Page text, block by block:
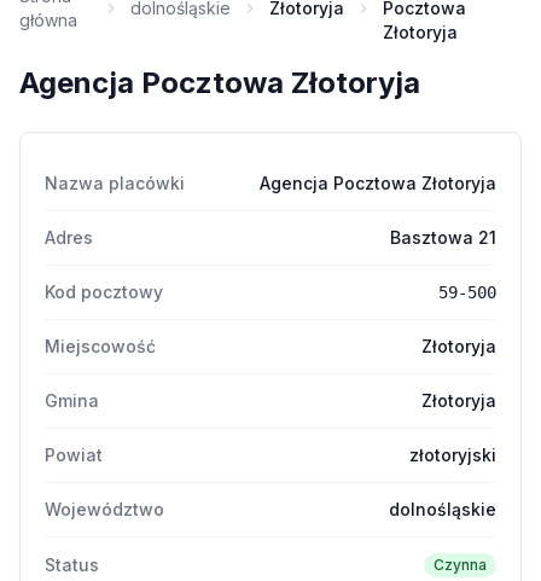
główna
dolnośląskie Złotoryja
Pocztowa
Złotoryja
Agencja Pocztowa Złotoryja
Nazwa placówki Agencja Pocztowa Złotoryja
Adres Basztowa 21
Kod pocztowy 59-500
Miejscowość Złotoryja
Gmina Złotoryja
Powiat złotoryjski
Województwo dolnośląskie
Status Czynna